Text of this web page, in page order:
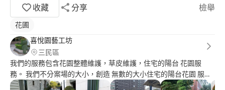
收藏
分享 檢舉
花圃
喜悅園藝工坊
三民區
我們的服務包含花園整體維護，草皮維護，住宅的陽台 花園服
務。 我們不分案場的大小，創造 無數的大小住宅的陽台花園 服務
是我們的榮幸！